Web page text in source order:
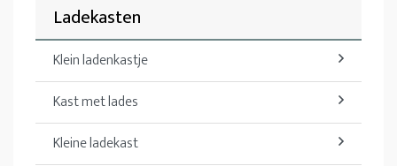
Ladekasten
Klein ladenkastje
Kast met lades
Kleine ladekast